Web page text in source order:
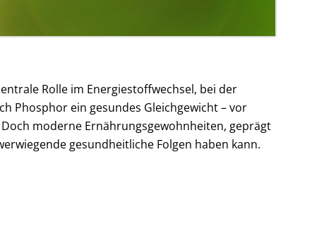
Rolle im Energiestoffwechsel, bei der
Phosphor ein gesundes Gleichgewicht – vor
moderne Ernährungsgewohnheiten, geprägt
gesundheitliche Folgen haben kann.